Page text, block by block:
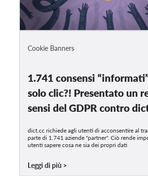
Cookie Banners
1.741 consensi
solo clic?! Presentato un
sensi del GDPR contro
dict.cc richiede agli utenti di acconsentire al
parte di 1.741 aziende "partner". Ciò rende
utenti sapere cosa ne sia dei propri dati
Leggi di più